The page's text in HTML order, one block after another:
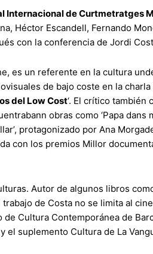
Internacional de Curtmetratges
Héctor Escandell, Fernando
con la conferencia de Jordi
es un referente en la cultura
de bajo coste en la charla
del Low Cost‘. El crítico también
obras como ‘Papa dans
protagonizado por Ana
con los premios Millor
Autor de algunos libros como
de Costa no se limita al
Cultura Contemporánea de
suplemento Cultura de La